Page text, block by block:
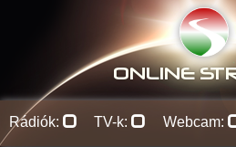
ONLINE S
Rádiók: TV-k: Webcam: